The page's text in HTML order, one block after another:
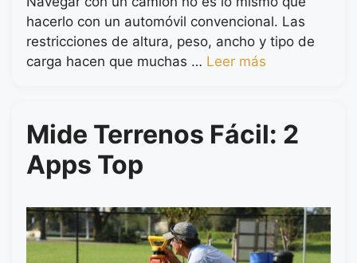
hacerlo con un automóvil convencional. Las
restricciones de altura, peso, ancho y tipo de
carga hacen que muchas … Leer más
Mide Terrenos Fácil: 2
Apps Top